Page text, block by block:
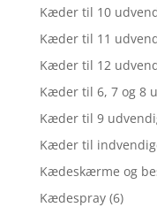
Kæder til 10
Kæder til 11
Kæder til 12
Kæder til 6, 7 og 8
Kæder til 9
Kæder til
Kædeskærme og
Kædespray (6)